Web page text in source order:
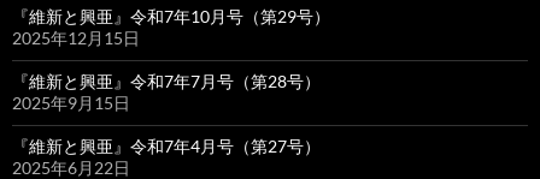
『維新と興亜』令和7年10月号（第29号）
2025年12月15日
『維新と興亜』令和7年7月号（第28号）
2025年9月15日
『維新と興亜』令和7年4月号（第27号）
2025年6月22日